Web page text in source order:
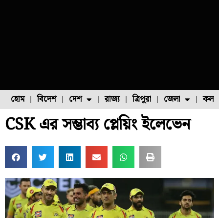
হোম বিদেশ দেশ
ফুল চাষ ফল চাষ মাছ চাষ
রাজ্য ত্রিপুরা জেলা
উত্তর ২৪ পরগনা
CSK এর সম্ভাব্য প্লেয়িং ইলেভেন